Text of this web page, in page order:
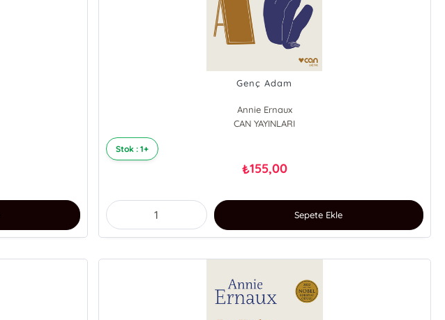
Genç Adam
Annie Ernaux
CAN YAYINLARI
Stok : 1+
₺155,00
Sepete Ekle